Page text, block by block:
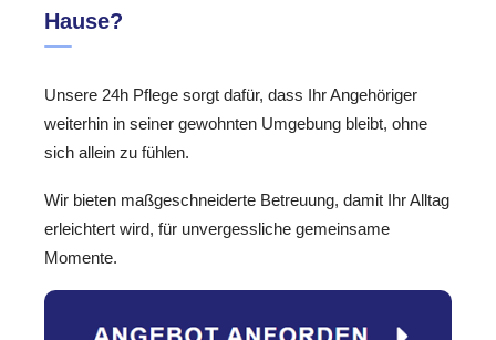
Hause?
Unsere 24h Pflege sorgt dafür, dass Ihr Angehöriger
weiterhin in seiner gewohnten Umgebung bleibt, ohne
sich allein zu fühlen.
Wir bieten maßgeschneiderte Betreuung, damit Ihr Alltag
erleichtert wird, für unvergessliche gemeinsame
Momente.